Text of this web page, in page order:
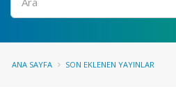
ANA SAYFA SON EKLENEN YAYINLAR